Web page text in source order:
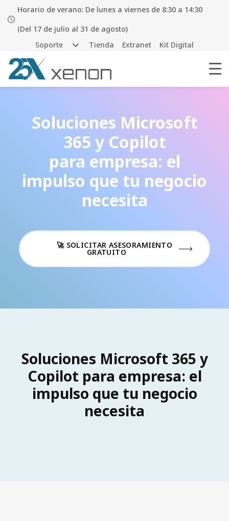
Horario de verano: De lunes a viernes de 8:30 a 14:30
(Del 17 de julio al 31 de agosto)
Soporte
Tienda Extranet Kit Digital
Soluciones Microsoft
365 y Copilot
para empresa: el
impulso que tu negocio
necesita
🚀 SOLICITAR ASESORAMIENTO
GRATUITO
Soluciones Microsoft 365 y
Copilot para empresa: el
impulso que tu negocio
necesita